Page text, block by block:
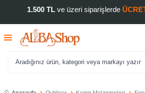
1.500 TLve üzeri siparişlerde